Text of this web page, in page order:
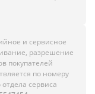
и сервисное
разрешение
покупателей
по номеру
сервиса